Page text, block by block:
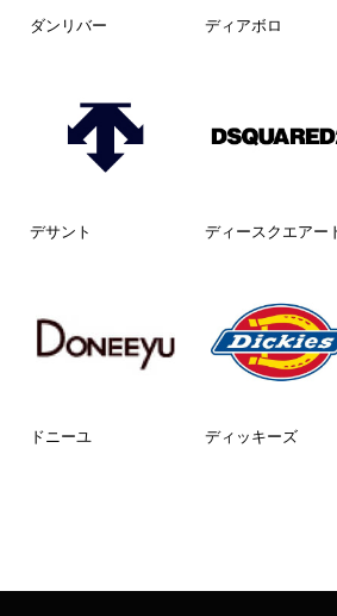
ダンリバー ディアボロ
デサント ディースクエアー
ドニーユ ディッキーズ